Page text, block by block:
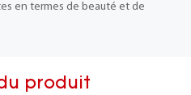
en termes de beauté et de
produit